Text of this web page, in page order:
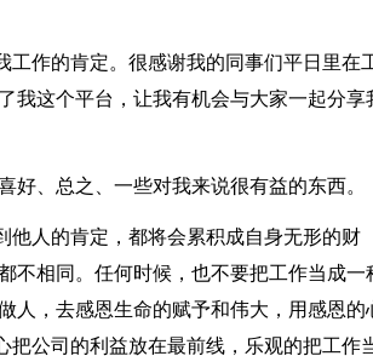
作的肯定。很感谢我的同事们平日里在
我这个平台，让我有机会与大家一起分享
、总之、一些对我来说很有益的东西。
他人的肯定，都将会累积成自身无形的财
不相同。任何时候，也不要把工作当成一
人，去感恩生命的赋予和伟大，用感恩的
公司的利益放在最前线，乐观的把工作